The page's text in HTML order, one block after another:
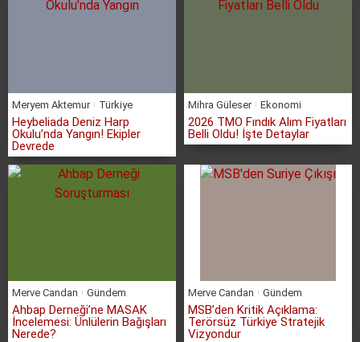
Meryem Aktemur Türkiye
Heybeliada Deniz Harp
Okulu’nda Yangın! Ekipler
Devrede
Mihra Güleser Ekonomi
2026 TMO Fındık Alım Fiyatları
Belli Oldu! İşte Detaylar
Merve Candan Gündem
Ahbap Derneği’ne MASAK
İncelemesi: Ünlülerin Bağışları
Nerede?
Merve Candan Gündem
MSB’den Kritik Açıklama:
Terörsüz Türkiye Stratejik
Vizyondur